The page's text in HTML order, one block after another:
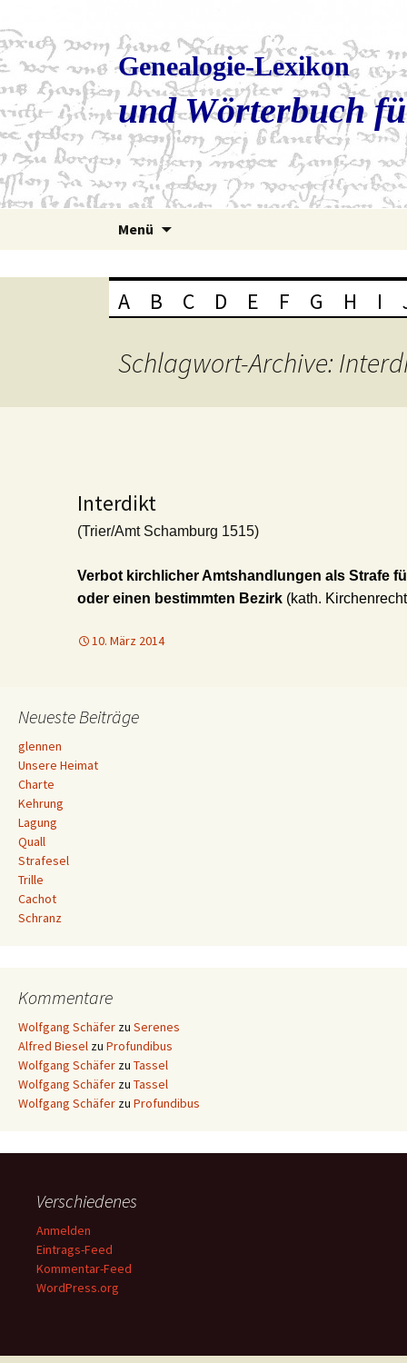
Genealogie-Lexikon
und Wörterbuch
Menü
A B C D E F G H I
Schlagwort-Archive:
Interdikt
(Trier/Amt Schamburg 1515)
Verbot kirchlicher Amtshandlungen als Strafe
oder einen bestimmten Bezirk (kath.
10. März 2014
Neueste Beiträge
glennen
Unsere Heimat
Charte
Kehrung
Lagung
Quall
Strafesel
Trille
Cachot
Schranz
Kommentare
Wolfgang Schäfer zu Serenes
Alfred Biesel zu Profundibus
Wolfgang Schäfer zu Tassel
Wolfgang Schäfer zu Tassel
Wolfgang Schäfer zu Profundibus
Verschiedenes
Anmelden
Eintrags-Feed
Kommentar-Feed
WordPress.org